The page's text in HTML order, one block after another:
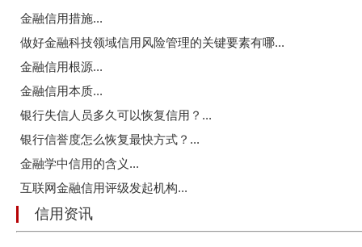
金融信用措施...
做好金融科技领域信用风险管理的关键要素有哪...
金融信用根源...
金融信用本质...
银行失信人员多久可以恢复信用？...
银行信誉度怎么恢复最快方式？...
金融学中信用的含义...
互联网金融信用评级发起机构...
信用资讯